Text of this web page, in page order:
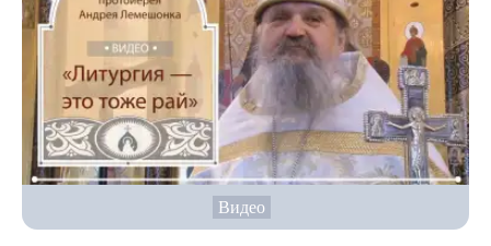
Видео